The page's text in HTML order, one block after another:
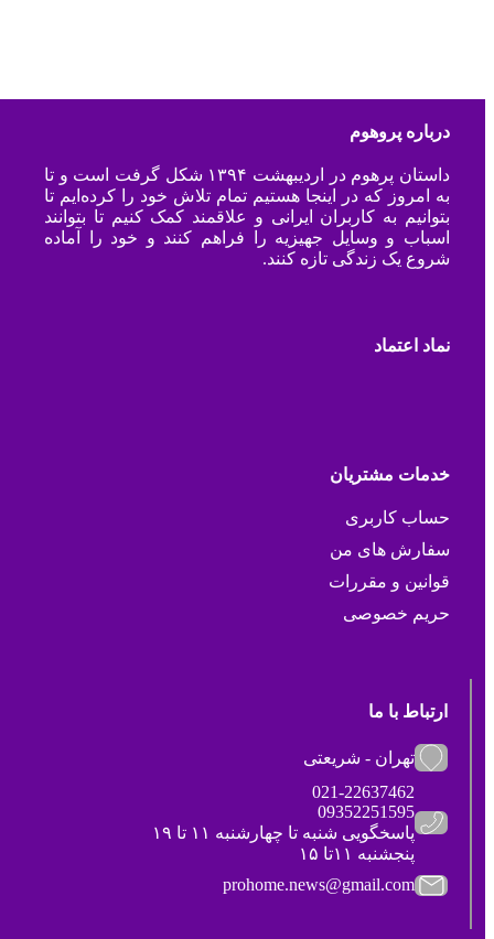
درباره پروهوم
داستان پرهوم در اردیبهشت ۱۳۹۴ شکل گرفت است و تا
به امروز که در اینجا هستیم تمام تلاش خود را کرده‌ایم تا
بتوانیم به کاربران ایرانی و علاقمند کمک کنیم تا بتوانند
اسباب و وسایل جهیزیه را فراهم کنند و خود را آماده
شروع یک زندگی تازه کنند.
نماد اعتماد
خدمات مشتریان
حساب کاربری
سفارش های من
قوانین و مقررات
حریم خصوصی
ارتباط با ما
تهران - شریعتی
021-22637462
09352251595
پاسخگویی شنبه تا چهارشنبه ۱۱ تا ۱۹
پنجشنبه ۱۱تا ۱۵
prohome.news@gmail.com